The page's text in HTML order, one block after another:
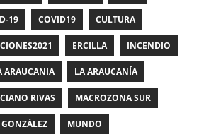
19 COVID19 CULTURA
ERCILLA INCENDIO
ARAUCANIA LA ARAUCANÍA
RIVAS MACROZONA SUR
MUNDO